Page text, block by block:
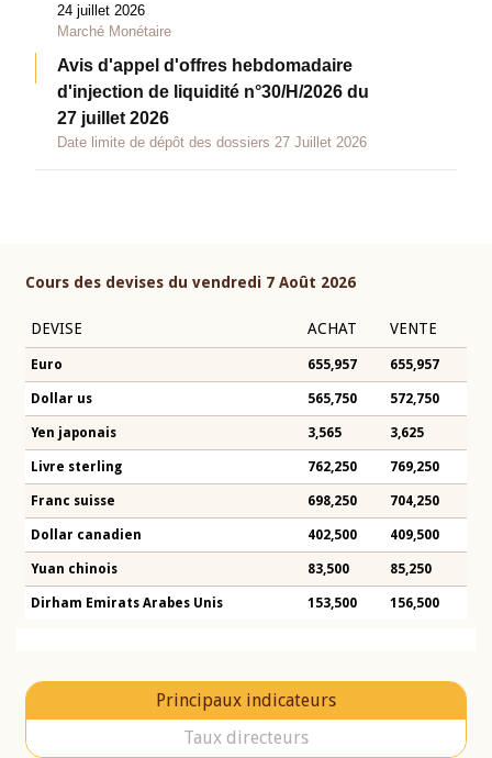
24 juillet 2026
Marché Monétaire
Avis d'appel d'offres hebdomadaire
d'injection de liquidité n°30/H/2026 du
27 juillet 2026
Date limite de dépôt des dossiers 27 Juillet 2026
Cours des devises du vendredi 7 Août 2026
DEVISE ACHAT VENTE
Euro 655,957 655,957
Dollar us 565,750 572,750
Yen japonais 3,565 3,625
Livre sterling 762,250 769,250
Franc suisse 698,250 704,250
Dollar canadien 402,500 409,500
Yuan chinois 83,500 85,250
Dirham Emirats Arabes Unis 153,500 156,500
Principaux indicateurs
Taux directeurs